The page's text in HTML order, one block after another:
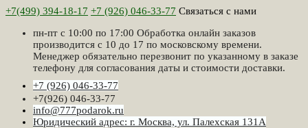
+7(499) 394-18-17 +7 (926) 046-33-77 Связаться с нами
пн-пт с 10:00 по 17:00 Обработка онлайн заказов
производится с 10 до 17 по московскому времени.
Менеджер обязательно перезвонит по указанному в заказе
телефону для согласования даты и стоимости доставки.
+7 (926) 046-33-77
+7(926) 046-33-77
info@777podarok.ru
Юридический адрес: г. Москва, ул. Палехская 131А